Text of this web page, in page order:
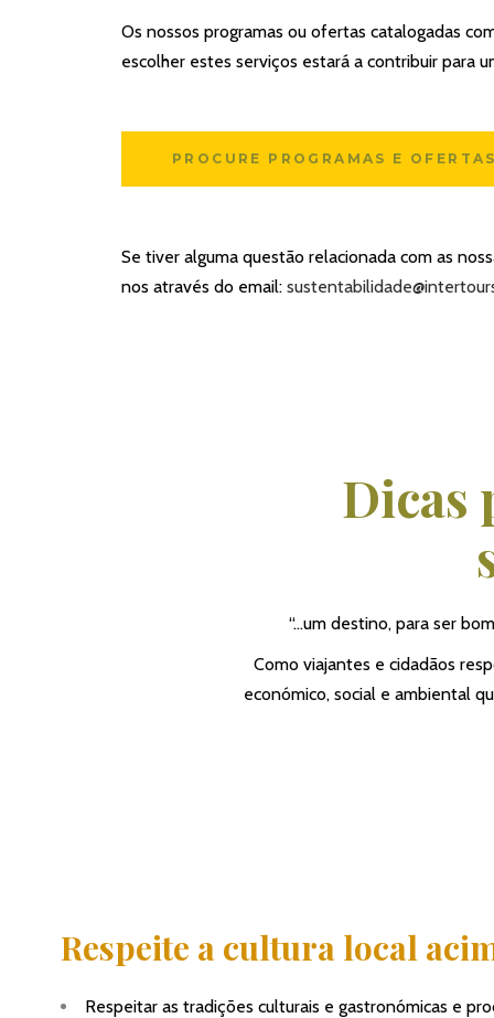
Os nossos programas ou ofertas catalogadas
escolher estes serviços estará a contribuir para
PROCURE PROGRAMAS E
Se tiver alguma questão relacionada com as
nos através do email:
Dicas
“…um destino, para ser
Como viajantes e cidadãos
económico, social e ambiental
Respeite a cultura local
Respeitar as tradições culturais e gastronómicas e